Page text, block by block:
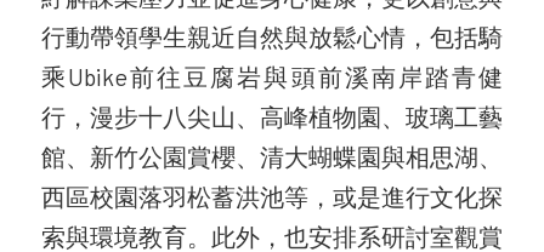
行動帶領學生親近自然與放鬆心情，包括騎
乘Ubike前往豆腐岩與頭前溪南岸踏青健
行，漫步十八尖山、高峰植物園、玻璃工藝
館、新竹公園賞櫻、清大蝴蝶園與相思湖、
西區校園落羽松蓄洪池等，或是進行文化探
索與環境教育。此外，也安排系研討室觀賞